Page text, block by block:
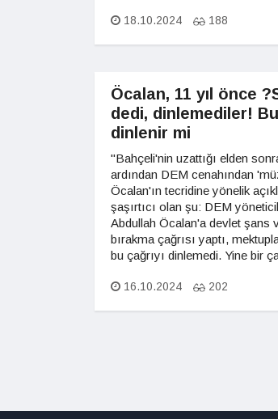
18.10.2024 188
Öcalan, 11 yıl önce
dedi, dinlemediler!
dinlenir mi
"Bahçeli'nin uzattığı elden
ardından DEM cenahından
Öcalan'ın tecridine yönelik
şaşırtıcı olan şu: DEM
Abdullah Öcalan'a devlet şans
bırakma çağrısı yaptı,
bu çağrıyı dinlemedi. Yine bir
16.10.2024 202